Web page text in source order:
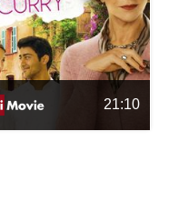
21:10